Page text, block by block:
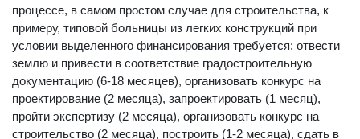
Посмотрим на примере. В "обычном" инвестиционном
процессе, в самом простом случае для строительства, к
примеру, типовой больницы из легких конструкций при
условии выделенного финансирования требуется: отвести
землю и привести в соответствие градостроительную
документацию (6-18 месяцев), организовать конкурс на
проектирование (2 месяца), запроектировать (1 месяц),
пройти экспертизу (2 месяца), организовать конкурс на